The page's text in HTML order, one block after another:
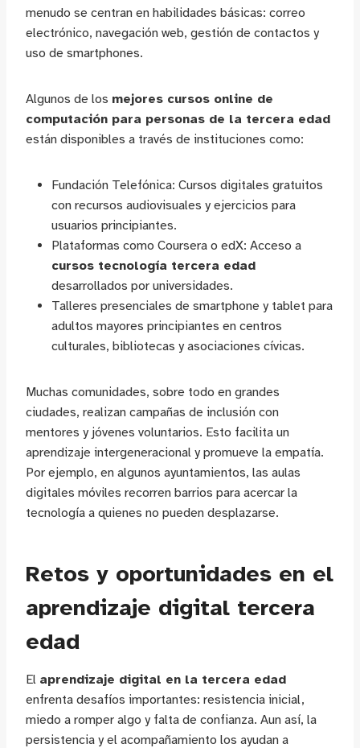
menudo se centran en habilidades básicas: correo
electrónico, navegación web, gestión de contactos y
uso de smartphones.
Algunos de los mejores cursos online de
computación para personas de la tercera edad
están disponibles a través de instituciones como:
Fundación Telefónica: Cursos digitales gratuitos
con recursos audiovisuales y ejercicios para
usuarios principiantes.
Plataformas como Coursera o edX: Acceso a
cursos tecnología tercera edad
desarrollados por universidades.
Talleres presenciales de smartphone y tablet para
adultos mayores principiantes en centros
culturales, bibliotecas y asociaciones cívicas.
Muchas comunidades, sobre todo en grandes
ciudades, realizan campañas de inclusión con
mentores y jóvenes voluntarios. Esto facilita un
aprendizaje intergeneracional y promueve la empatía.
Por ejemplo, en algunos ayuntamientos, las aulas
digitales móviles recorren barrios para acercar la
tecnología a quienes no pueden desplazarse.
Retos y oportunidades en el
aprendizaje digital tercera
edad
El aprendizaje digital en la tercera edad
enfrenta desafíos importantes: resistencia inicial,
miedo a romper algo y falta de confianza. Aun así, la
persistencia y el acompañamiento los ayudan a